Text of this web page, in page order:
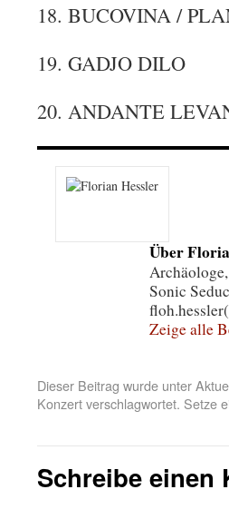
18. BUCOVINA /
19. GADJO DILO
20. ANDANTE
Über
Sonic
Zeige alle
Dieser Beitrag wurde unter
Konzertverschlagwortet. Setze
Schreibe einen